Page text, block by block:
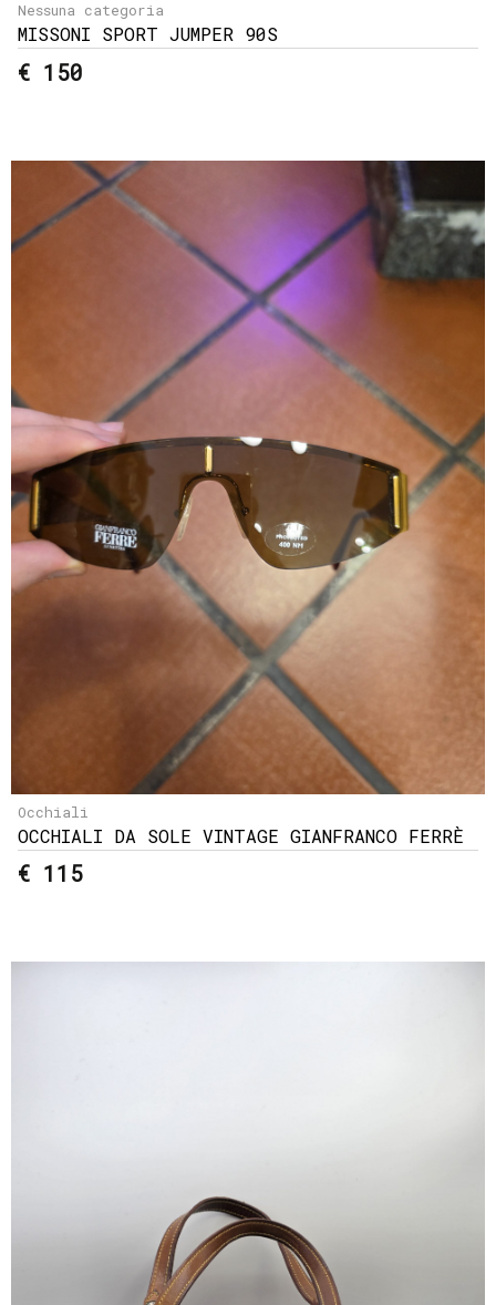
Nessuna categoria
MISSONI SPORT JUMPER 90S
€ 150
Occhiali
OCCHIALI DA SOLE VINTAGE GIANFRANCO FERRÈ
€ 115